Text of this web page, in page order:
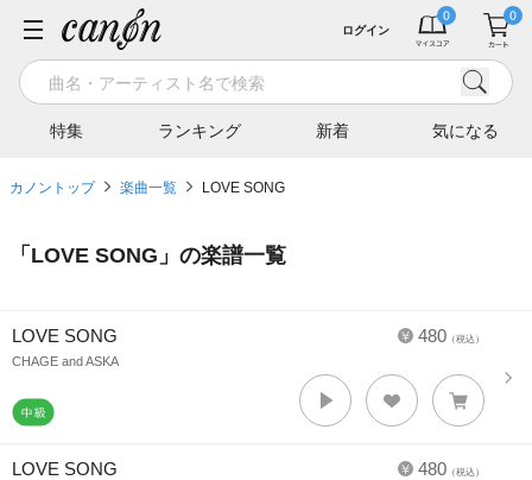
特集 ランキング 新着 気になる
ログイン
カノントップ 楽曲一覧 LOVE SONG
「 LOVE SONG 」の楽譜一覧
480 （税込）
LOVE SONG
CHAGE and ASKA
480 （税込）
LOVE SONG